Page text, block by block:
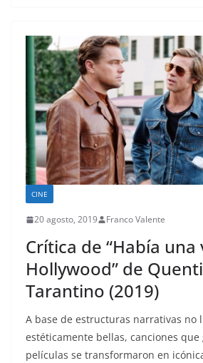
CINE
20 agosto, 2019 Franco Valente
Crítica de “Había una
Hollywood” de
Tarantino (2019)
A base de estructuras narrativas no
estéticamente bellas, canciones que
películas se transformaron en